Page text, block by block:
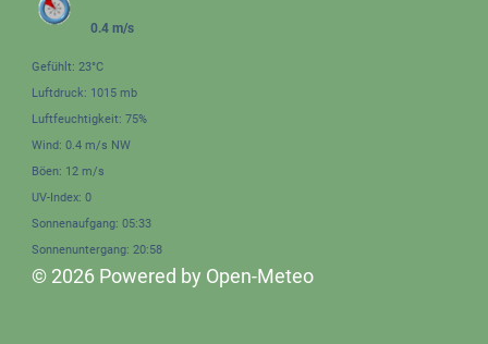
0.4 m/s
Gefühlt: 23°C
Luftdruck: 1015 mb
Luftfeuchtigkeit: 75%
Wind: 0.4 m/s NW
Böen: 12 m/s
UV-Index: 0
Sonnenaufgang: 05:33
Sonnenuntergang: 20:58
© 2026 Powered by Open-Meteo